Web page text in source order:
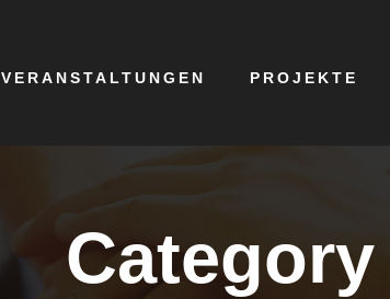
VERANSTALTUNGEN PROJEKTE
Category